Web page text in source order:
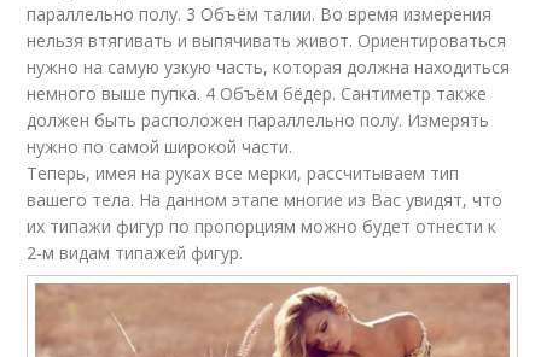
параллельно полу. 3 Объём талии. Во время измерения
нельзя втягивать и выпячивать живот. Ориентироваться
нужно на самую узкую часть, которая должна находиться
немного выше пупка. 4 Объём бёдер. Сантиметр также
должен быть расположен параллельно полу. Измерять
нужно по самой широкой части.
Теперь, имея на руках все мерки, рассчитываем тип
вашего тела. На данном этапе многие из Вас увидят, что
их типажи фигур по пропорциям можно будет отнести к
2-м видам типажей фигур.